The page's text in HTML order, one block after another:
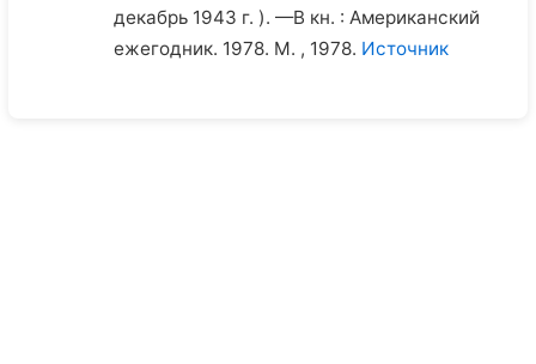
декабрь 1943 г. ). —В кн. : Американский
ежегодник. 1978. М. , 1978. Источник